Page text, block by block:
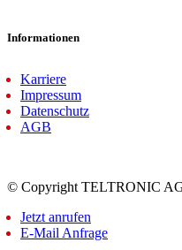
Informationen
Karriere
Impressum
Datenschutz
AGB
© Copyright TELTRONIC
Jetzt anrufen
E-Mail Anfrage